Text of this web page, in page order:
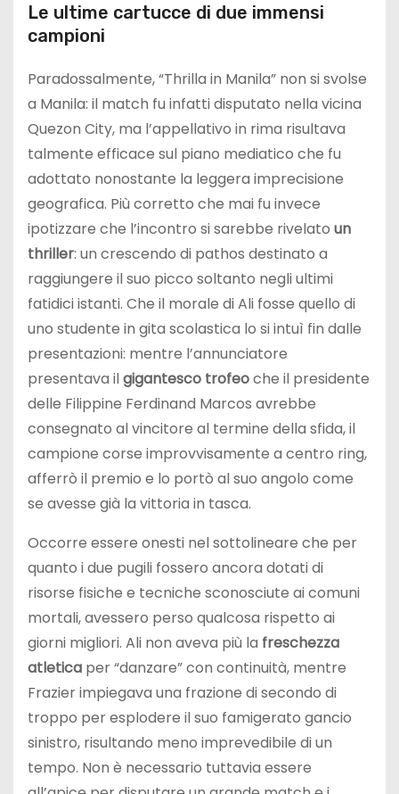
Le ultime cartucce di due immensi
campioni
Paradossalmente, “Thrilla in Manila” non si svolse
a Manila: il match fu infatti disputato nella vicina
Quezon City, ma l’appellativo in rima risultava
talmente efficace sul piano mediatico che fu
adottato nonostante la leggera imprecisione
geografica. Più corretto che mai fu invece
ipotizzare che l’incontro si sarebbe rivelato un
thriller: un crescendo di pathos destinato a
raggiungere il suo picco soltanto negli ultimi
fatidici istanti. Che il morale di Ali fosse quello di
uno studente in gita scolastica lo si intuì fin dalle
presentazioni: mentre l’annunciatore
presentava ilgigantesco trofeoche il presidente
delle Filippine Ferdinand Marcos avrebbe
consegnato al vincitore al termine della sfida, il
campione corse improvvisamente a centro ring,
afferrò il premio e lo portò al suo angolo come
se avesse già la vittoria in tasca.
Occorre essere onesti nel sottolineare che per
quanto i due pugili fossero ancora dotati di
risorse fisiche e tecniche sconosciute ai comuni
mortali, avessero perso qualcosa rispetto ai
giorni migliori. Ali non aveva più la freschezza
atletica per “danzare” con continuità, mentre
Frazier impiegava una frazione di secondo di
troppo per esplodere il suo famigerato gancio
sinistro, risultando meno imprevedibile di un
tempo. Non è necessario tuttavia essere